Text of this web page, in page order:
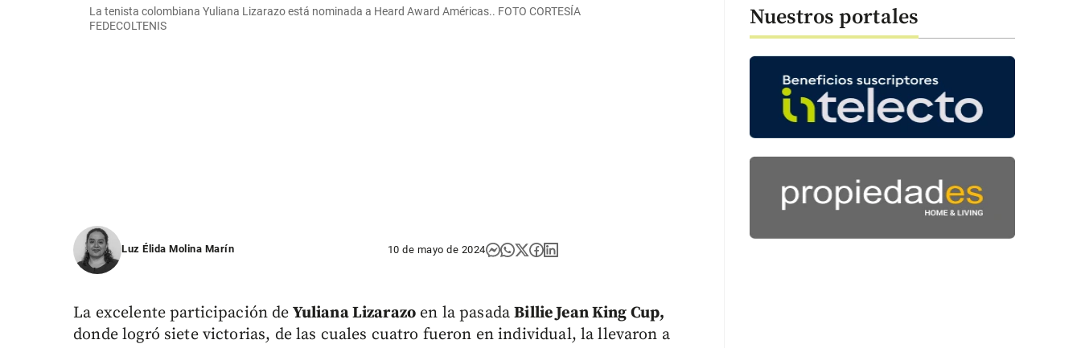
La tenista colombiana Yuliana Lizarazo está nominada a Heard Award Américas.. FOTO CORTESÍA
FEDECOLTENIS
Luz Élida Molina Marín 10 de mayo de 2024
La excelente participación de Yuliana Lizarazo en la pasadaBillie Jean King Cup,
donde logró siete victorias, de las cuales cuatro fueron en individual, la llevaron a
Nuestros portales